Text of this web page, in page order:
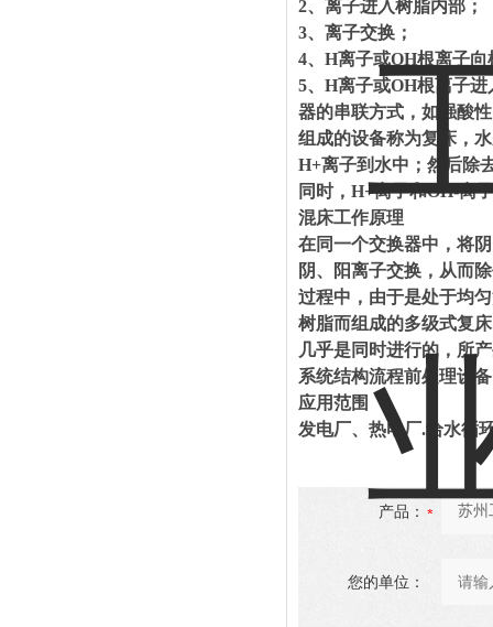
2、离子进入树脂内部；
3、离子交换；
4、H离子或OH根离子
5、H离子或OH根离子
器的串联方式，如强酸
组成的设备称为复床，
H+离子到水中；然后除
同时，H+离子和OH-离
混床工作原理
在同一个交换器中，将
阴、阳离子交换，从而
过程中，由于是处于均
树脂而组成的多级式复
几乎是同时进行的，所
系统结构流程前处理设
应用范围
发电厂、热电厂.给水循
产品：
您的单位：